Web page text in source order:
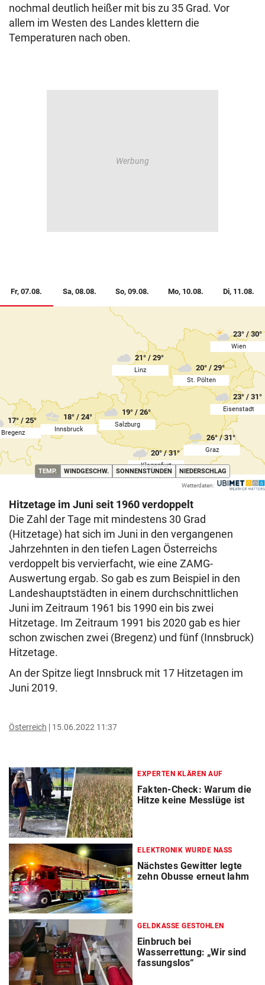
nochmal deutlich heißer mit bis zu 35 Grad. Vor
allem im Westen des Landes klettern die
Temperaturen nach oben.
Fr, 07.08. (ausgewählt)
(ausgewählt)
Sa, 08.08. So, 09.08. Mo, 10.08. Di, 11.08.
23° / 30°
Wien
20° / 29°
St. Pölten
23° / 31°
Eisenstadt
21° / 29°
Linz
26° / 31°
Graz
20° / 31°
Klagenfurt
19° / 26°
Salzburg
18° / 24°
Innsbruck
17° / 25°
Bregenz
TEMP. (AUSGEWÄHLT)
WINDGESCHW. SONNENSTUNDEN NIEDERSCHLAG
Wetterdaten:
Hitzetage im Juni seit 1960 verdoppelt
Die Zahl der Tage mit mindestens 30 Grad
(Hitzetage) hat sich im Juni in den vergangenen
Jahrzehnten in den tiefen Lagen Österreichs
verdoppelt bis vervierfacht, wie eine ZAMG-
Auswertung ergab. So gab es zum Beispiel in den
Landeshauptstädten in einem durchschnittlichen
Juni im Zeitraum 1961 bis 1990 ein bis zwei
Hitzetage. Im Zeitraum 1991 bis 2020 gab es hier
schon zwischen zwei (Bregenz) und fünf (Innsbruck)
Hitzetage.
An der Spitze liegt Innsbruck mit 17 Hitzetagen im
Juni 2019.
Österreich 15.06.2022 11:37
EXPERTEN KLÄREN AUF
Fakten-Check: Warum die
Hitze keine Messlüge ist
ELEKTRONIK WURDE NASS
Nächstes Gewitter legte
zehn Obusse erneut lahm
GELDKASSE GESTOHLEN
Einbruch bei
Wasserrettung: „Wir sind
fassungslos“